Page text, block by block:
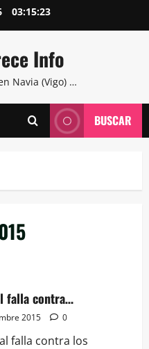
03:15:24
Info
Navia (Vigo) …
BUSCAR
falla contra…
2015 0
falla contra los